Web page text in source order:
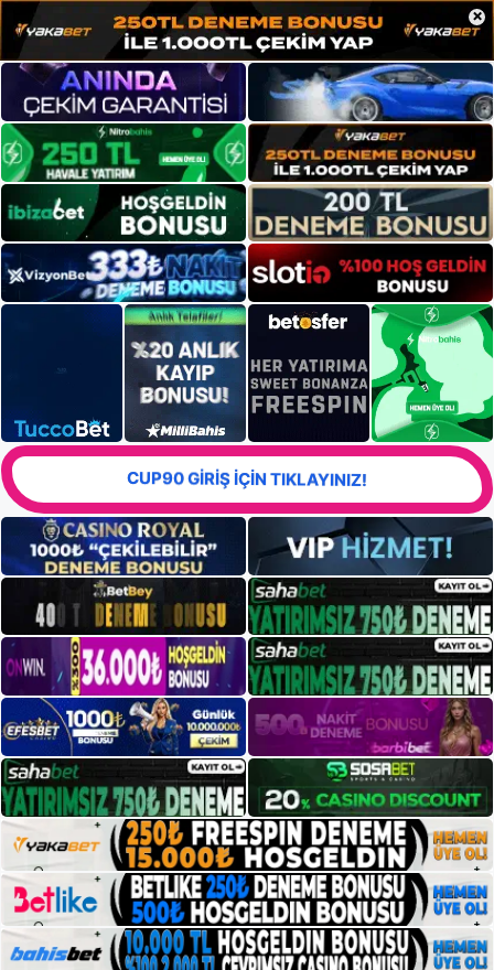
×
CUP90 GİRİŞ İÇİN TIKLAYINIZ!